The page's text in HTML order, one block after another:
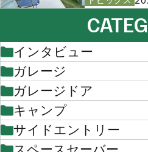
インタビュー
ガレージ
ガレージドア
キャンプ
サイドエントリー